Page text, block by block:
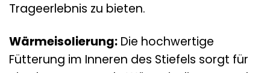
Trageerlebnis zu bieten.
Wärmeisolierung: Die hochwertige
Fütterung im Inneren des Stiefels sorgt für